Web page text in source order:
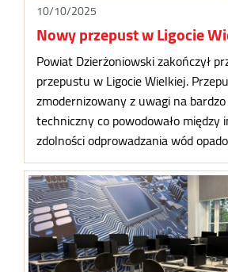
10/10/2025
Nowy przepust w Ligocie
Powiat Dzierżoniowski zakończył
przepustu w Ligocie Wielkiej.
zmodernizowany z uwagi na
techniczny co powodowało między
zdolności odprowadzania wód